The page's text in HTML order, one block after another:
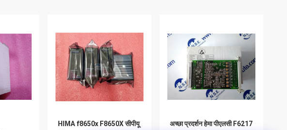
HIMA f8650x F8650X सीपीयू
अच्छा प्रदर्शन हेमा पीएलसी F6217